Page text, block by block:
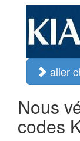
aller
Nous
codes